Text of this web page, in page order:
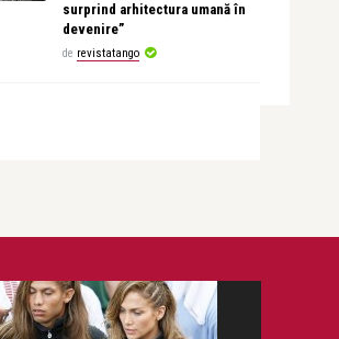
surprind arhitectura umană în
devenire”
de revistatango